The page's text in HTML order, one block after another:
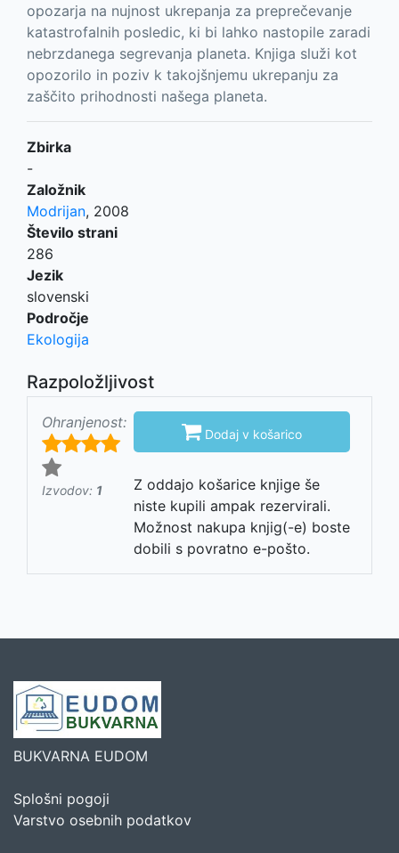
opozarja na nujnost ukrepanja za preprečevanje
katastrofalnih posledic, ki bi lahko nastopile zaradi
nebrzdanega segrevanja planeta. Knjiga služi kot
opozorilo in poziv k takojšnjemu ukrepanju za
zaščito prihodnosti našega planeta.
Zbirka
-
Založnik
Modrijan, 2008
Število strani
286
Jezik
slovenski
Področje
Ekologija
Razpoložljivost
Ohranjenost:
Izvodov: 1
 Dodaj v košarico
Z oddajo košarice knjige še
niste kupili ampak rezervirali.
Možnost nakupa knjig(-e) boste
dobili s povratno e-pošto.
BUKVARNA EUDOM
Splošni pogoji
Varstvo osebnih podatkov